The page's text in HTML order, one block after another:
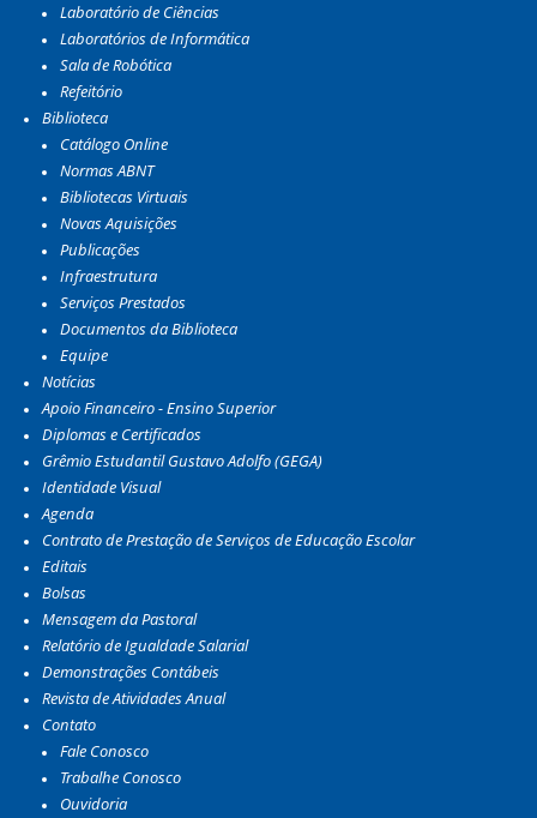
Laboratório de Ciências
Laboratórios de Informática
Sala de Robótica
Refeitório
Biblioteca
Catálogo Online
Normas ABNT
Bibliotecas Virtuais
Novas Aquisições
Publicações
Infraestrutura
Serviços Prestados
Documentos da Biblioteca
Equipe
Notícias
Apoio Financeiro - Ensino Superior
Diplomas e Certificados
Grêmio Estudantil Gustavo Adolfo (GEGA)
Identidade Visual
Agenda
Contrato de Prestação de Serviços de Educação Escolar
Editais
Bolsas
Mensagem da Pastoral
Relatório de Igualdade Salarial
Demonstrações Contábeis
Revista de Atividades Anual
Contato
Fale Conosco
Trabalhe Conosco
Ouvidoria